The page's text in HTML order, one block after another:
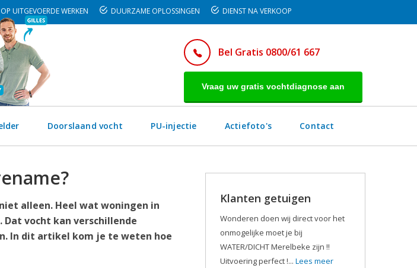
UITGEVOERDE WERKEN DUURZAME OPLOSSINGEN DIENST NA VERKOOP
Bel Gratis 0800/61 667
Vraag uw gratis vochtdiagnose aan
Doorslaand vocht PU-injectie Actiefoto's Contact
alleen. Heel wat woningen in
vocht kan verschillende
In dit artikel kom je te weten hoe
Klanten getuigen
Wonderen doen wij direct voor het
onmogelijke moet je bij
WATER/DICHT Merelbeke zijn !!
Uitvoering perfect !... Lees meer